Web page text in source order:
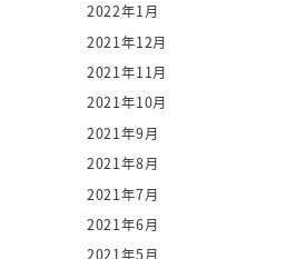
2022年1月
2021年12月
2021年11月
2021年10月
2021年9月
2021年8月
2021年7月
2021年6月
2021年5月